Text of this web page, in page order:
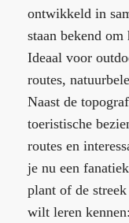
ontwikkeld in
staan bekend
Ideaal voor
routes,
Naast de
toeristische
routes en
je nu een
plant of de
wilt leren